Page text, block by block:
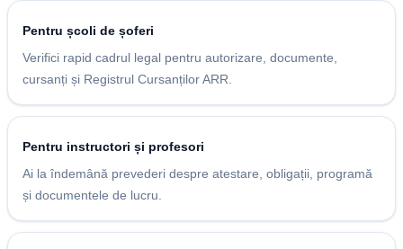
Pentru școli de șoferi
Verifici rapid cadrul legal pentru autorizare, documente,
cursanți și Registrul Cursanților ARR.
Pentru instructori și profesori
Ai la îndemână prevederi despre atestare, obligații, programă
și documentele de lucru.